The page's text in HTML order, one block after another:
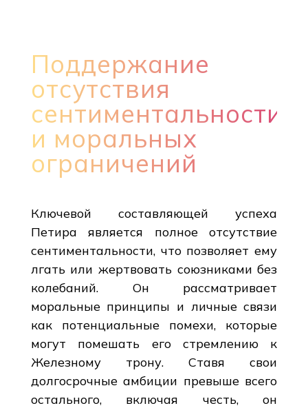
Поддержание
отсутствия
сентиментальности
и моральных
ограничений
Ключевой составляющей успеха
Петира является полное отсутствие
сентиментальности, что позволяет ему
лгать или жертвовать союзниками без
колебаний. Он рассматривает
моральные принципы и личные связи
как потенциальные помехи, которые
могут помешать его стремлению к
Железному трону. Ставя свои
долгосрочные амбиции превыше всего
остального, включая честь, он